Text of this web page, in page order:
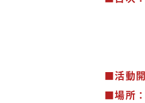
■活動
■場所：